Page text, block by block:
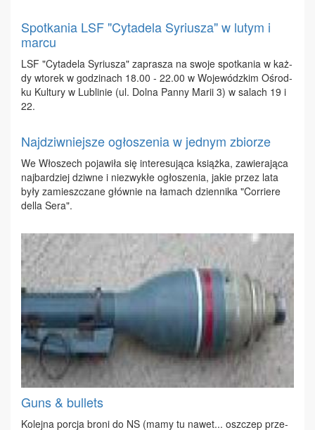
Spotkania LSF "Cytadela Syriusza" w lutym i
marcu
LSF "Cy­ta­de­la Sy­riu­sza" za­pra­sza na swo­je spo­tka­nia w każ­
dy wto­rek w go­dzi­nach 18.00 - 22.00 w Wo­je­wódz­kim Ośrod­
ku Kul­tu­ry w Lu­bli­nie (ul. Dol­na Pan­ny Ma­rii 3) w sa­lach 19 i
22.
Najdziwniejsze ogłoszenia w jednym zbiorze
We Wło­szech po­ja­wi­ła się in­te­re­su­ją­ca książ­ka, za­wie­ra­ją­ca
naj­bar­dziej dziw­ne i nie­zwy­kłe ogło­sze­nia, ja­kie przez la­ta
by­ły za­miesz­cza­ne głów­nie na ła­mach dzien­ni­ka "Cor­rie­re
del­la Se­ra".
Guns & bullets
Ko­lej­na por­cja bro­ni do NS (ma­my tu na­wet... oszczep prze­